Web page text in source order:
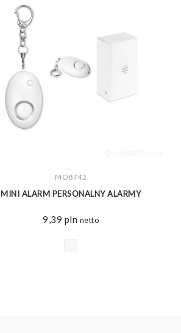
ZOBACZ WIĘCEJ
MO8742
MINI ALARM PERSONALNY ALARMY
9,39 pln netto